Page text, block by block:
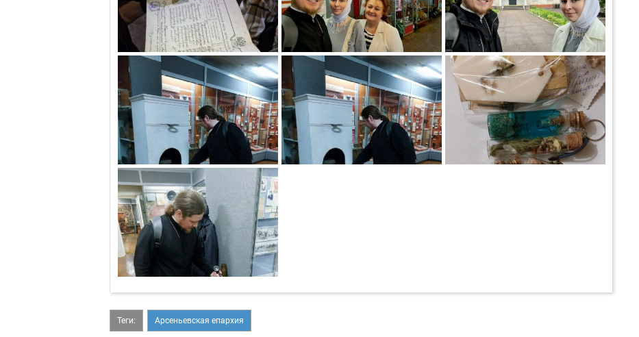
Теги: Арсеньевская епархия